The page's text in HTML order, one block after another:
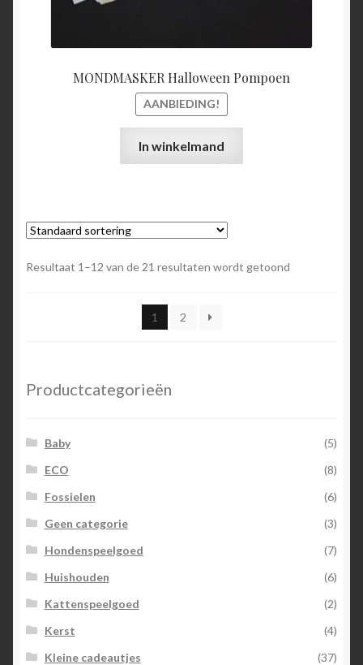
MONDMASKER Halloween Pompoen
AANBIEDING!
In winkelmand
Resultaat 1–12 van de 21 resultaten wordt getoond
1 2
Productcategorieën
Baby
(5)
ECO
(8)
Fossielen
(6)
Geen categorie
(3)
Hondenspeelgoed
(7)
Huishouden
(6)
Kattenspeelgoed
(2)
Kerst
(4)
Kleine cadeautjes
(37)